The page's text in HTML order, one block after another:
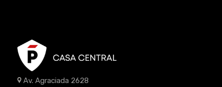
Av. Agraciada 2628